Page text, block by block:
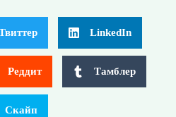
LinkedIn
Реддит Тамблер
Скайп